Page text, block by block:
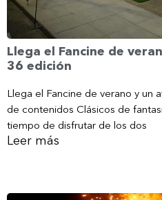
Llega el Fancine de
36 edición
Llega el Fancine de verano y un
de contenidos Clásicos de
tiempo de disfrutar de los dos
Leer más